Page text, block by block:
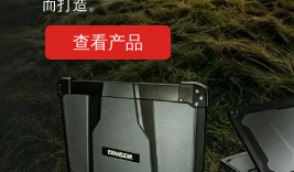
而打造。
查看产品